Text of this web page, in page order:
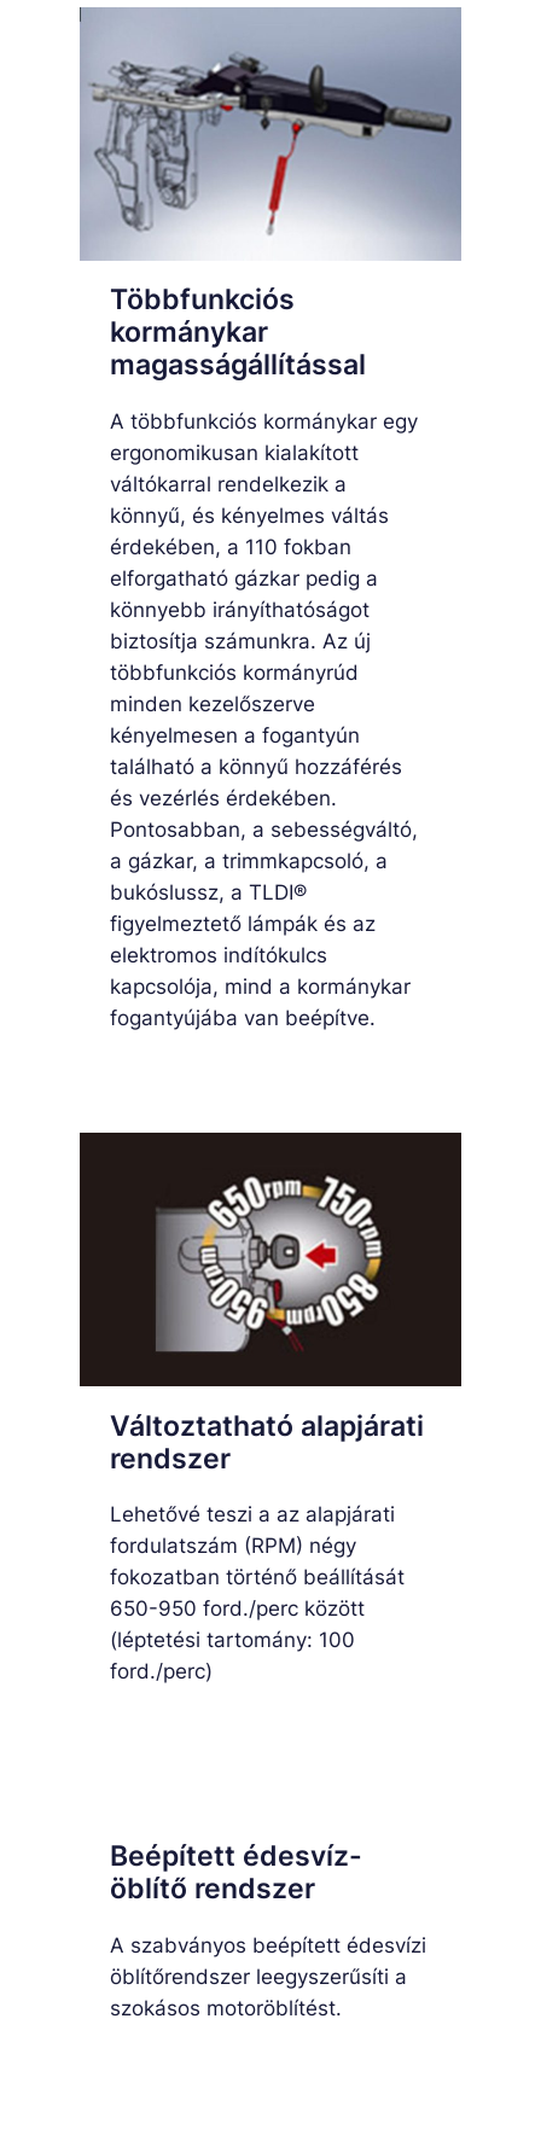
Többfunkciós
kormánykar
magasságállítással
A többfunkciós kormánykar egy
ergonomikusan kialakított
váltókarral rendelkezik a
könnyű, és kényelmes váltás
érdekében, a 110 fokban
elforgatható gázkar pedig a
könnyebb irányíthatóságot
biztosítja számunkra. Az új
többfunkciós kormányrúd
minden kezelőszerve
kényelmesen a fogantyún
található a könnyű hozzáférés
és vezérlés érdekében.
Pontosabban, a sebességváltó,
a gázkar, a trimmkapcsoló, a
bukóslussz, a TLDI®
figyelmeztető lámpák és az
elektromos indítókulcs
kapcsolója, mind a kormánykar
fogantyújába van beépítve.
Változtatható alapjárati
rendszer
Lehetővé teszi a az alapjárati
fordulatszám (RPM) négy
fokozatban történő beállítását
650-950 ford./perc között
(léptetési tartomány: 100
ford./perc)
Beépített édesvíz-
öblítő rendszer
A szabványos beépített édesvízi
öblítőrendszer leegyszerűsíti a
szokásos motoröblítést.